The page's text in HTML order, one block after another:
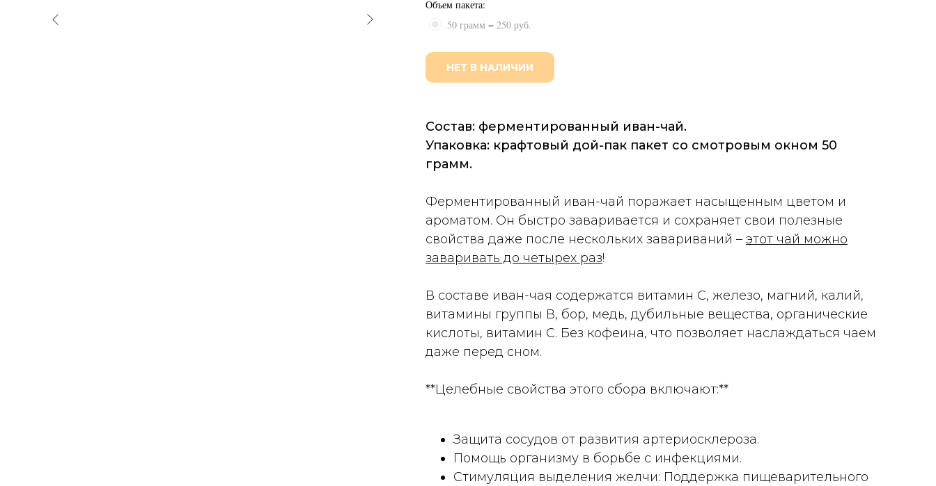
Объем пакета:
50 грамм = 250 руб.
НЕТ В НАЛИЧИИ
Состав: ферментированный иван-чай.
Упаковка: крафтовый дой-пак пакет со смотровым окном 50
грамм.
Ферментированный иван-чай поражает насыщенным цветом и
ароматом. Он быстро заваривается и сохраняет свои полезные
свойства даже после нескольких завариваний – этот чай можно
заваривать до четырех раз!
В составе иван-чая содержатся витамин С, железо, магний, калий,
витамины группы В, бор, медь, дубильные вещества, органические
кислоты, витамин С. Без кофеина, что позволяет наслаждаться чаем
даже перед сном.
**Целебные свойства этого сбора включают:**
Защита сосудов от развития артериосклероза.
Помощь организму в борьбе с инфекциями.
Стимуляция выделения желчи: Поддержка пищеварительного